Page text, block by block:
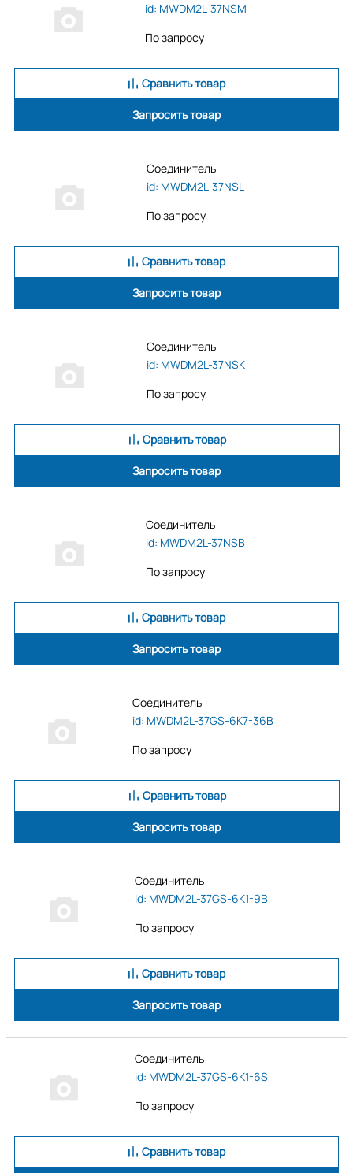
id: MWDM2L-37NSM
По запросу
Сравнить товар
Запросить товар
Соединитель
id: MWDM2L-37NSL
По запросу
Сравнить товар
Запросить товар
Соединитель
id: MWDM2L-37NSK
По запросу
Сравнить товар
Запросить товар
Соединитель
id: MWDM2L-37NSB
По запросу
Сравнить товар
Запросить товар
Соединитель
id: MWDM2L-37GS-6K7-36B
По запросу
Сравнить товар
Запросить товар
Соединитель
id: MWDM2L-37GS-6K1-9B
По запросу
Сравнить товар
Запросить товар
Соединитель
id: MWDM2L-37GS-6K1-6S
По запросу
Сравнить товар